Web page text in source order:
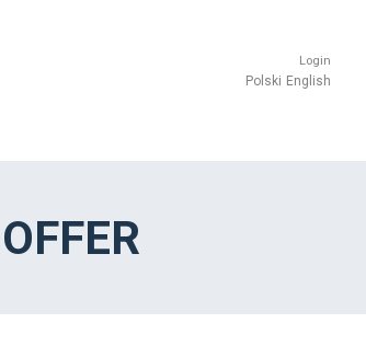
Login
Polski English